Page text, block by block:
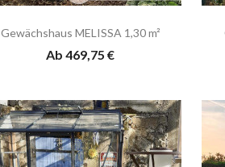
Gewächshaus MELISSA 1,30 m²
Ab 469,75 €